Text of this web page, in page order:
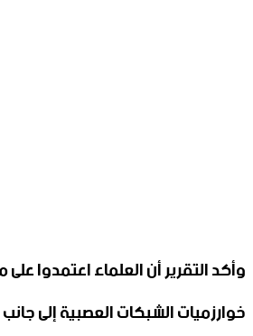
وأكد التقرير أن العلماء اعتمدوا
خوارزميات الشبكات العصبية إلى